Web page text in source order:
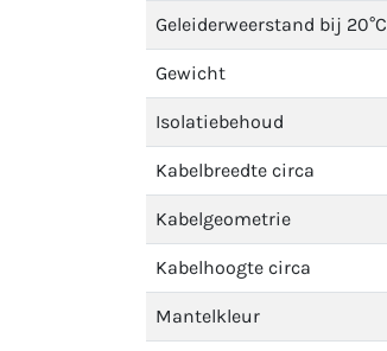
Geleiderweerstand bij 20°C
Gewicht
Isolatiebehoud
Kabelbreedte circa
Kabelgeometrie
Kabelhoogte circa
Mantelkleur